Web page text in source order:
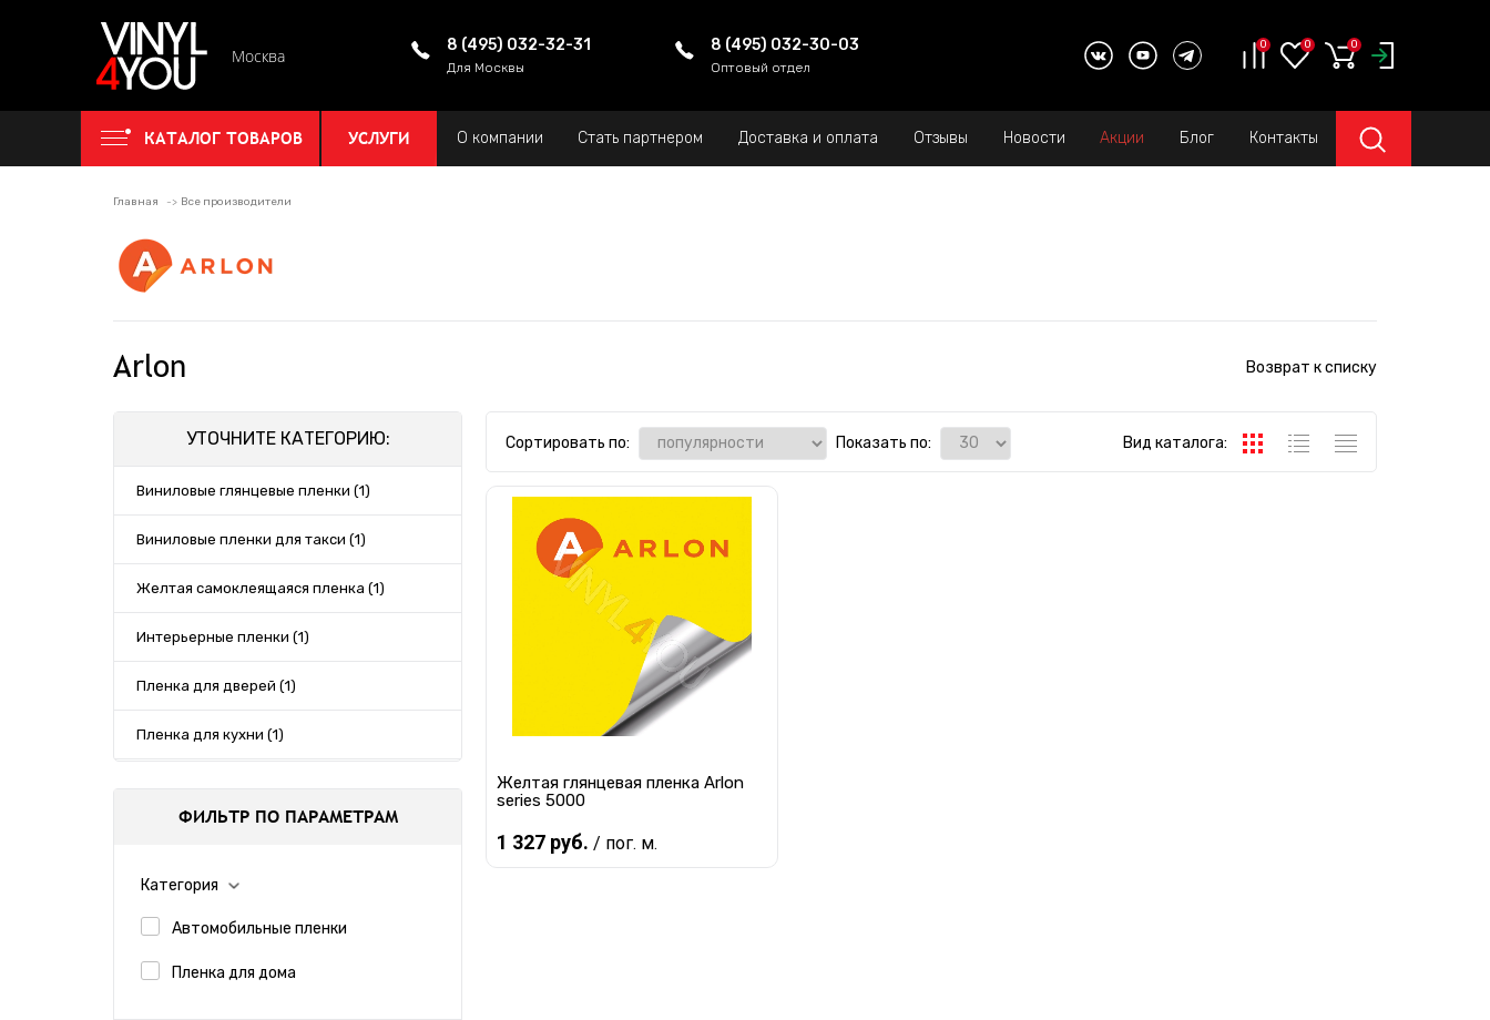
Москва
8 (495) 032-32-31
Для Москвы
8 (495) 032-30-03
Оптовый отдел
0 0 0
КАТАЛОГ ТОВАРОВ УСЛУГИ О компании Стать партнером Доставка и оплата Отзывы Новости Акции Блог Контакты
Главная Все производители
Возврат к списку
Arlon
УТОЧНИТЕ КАТЕГОРИЮ:
Виниловые глянцевые пленки (1)
Виниловые пленки для такси (1)
Желтая самоклеящаяся пленка (1)
Интерьерные пленки (1)
Пленка для дверей (1)
Пленка для кухни (1)
Пленка для стен (1)
Пленка для фасадов (1)
Пленка для холодильников (1)
ФИЛЬТР ПО ПАРАМЕТРАМ
Категория
Автомобильные пленки
Пленка для дома
Сортировать по: Показать по: Вид каталога:
Желтая глянцевая пленка Arlon
series 5000
1 327 руб. / пог. м.